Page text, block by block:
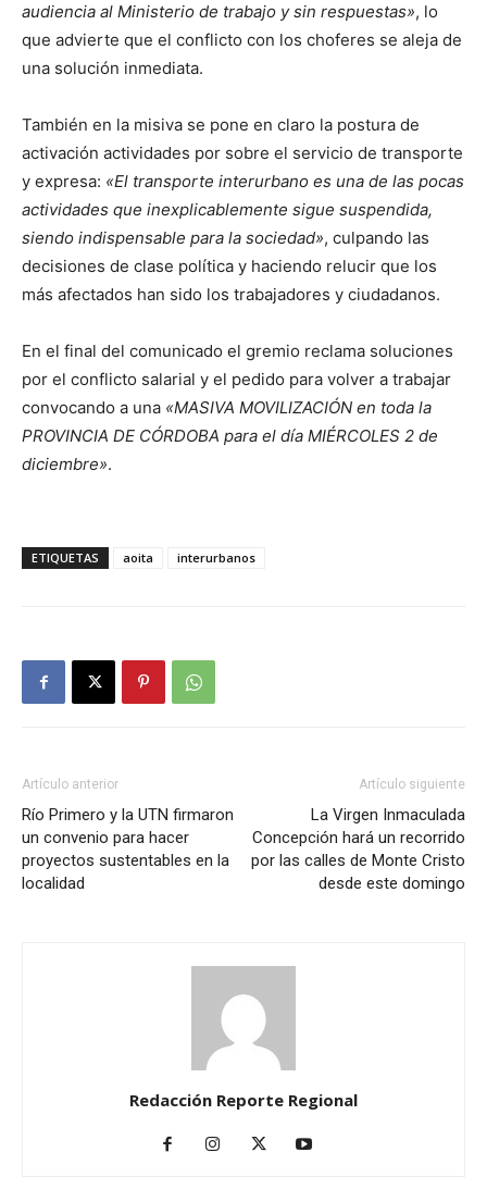
audiencia al Ministerio de trabajo y sin respuestas», lo
que advierte que el conflicto con los choferes se aleja de
una solución inmediata.
También en la misiva se pone en claro la postura de
activación actividades por sobre el servicio de transporte
y expresa: «El transporte interurbano es una de las pocas
actividades que inexplicablemente sigue suspendida,
siendo indispensable para la sociedad», culpando las
decisiones de clase política y haciendo relucir que los
más afectados han sido los trabajadores y ciudadanos.
En el final del comunicado el gremio reclama soluciones
por el conflicto salarial y el pedido para volver a trabajar
convocando a una «MASIVA MOVILIZACIÓN en toda la
PROVINCIA DE CÓRDOBA para el día MIÉRCOLES 2 de
diciembre».
ETIQUETAS aoita interurbanos
Artículo anterior
Río Primero y la UTN firmaron
un convenio para hacer
proyectos sustentables en la
localidad
Artículo siguiente
La Virgen Inmaculada
Concepción hará un recorrido
por las calles de Monte Cristo
desde este domingo
Redacción Reporte Regional